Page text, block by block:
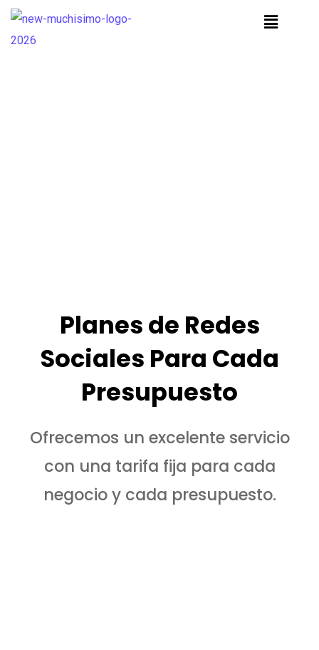
Planes de Redes
Sociales Para Cada
Presupuesto
Ofrecemos un excelente servicio
con una tarifa fija para cada
negocio y cada presupuesto.